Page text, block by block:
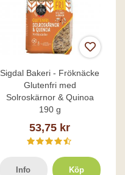
Sigdal Bakeri - Fröknäcke
Glutenfri med
Solroskärnor & Quinoa
190 g
53,75 kr
Info Köp